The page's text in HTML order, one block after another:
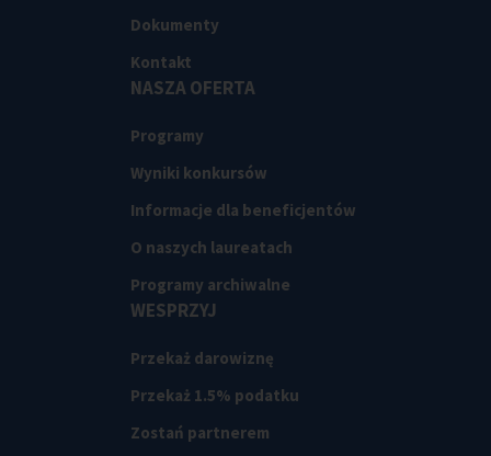
Dokumenty
Kontakt
NASZA OFERTA
Programy
Wyniki konkursów
Informacje dla beneficjentów
O naszych laureatach
Programy archiwalne
WESPRZYJ
Przekaż darowiznę
Przekaż 1.5% podatku
Zostań partnerem